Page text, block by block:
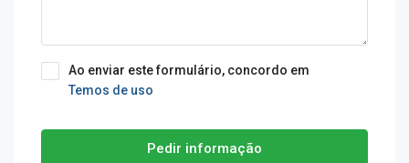
Ao enviar este formulário, concordo em
Temos de uso
Pedir informação